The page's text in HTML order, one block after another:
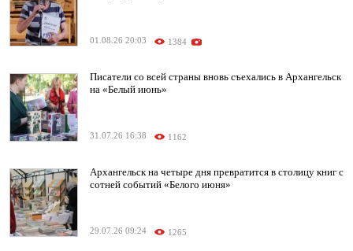
01.08.26 20:03 1384
Писатели со всей страны вновь съехались в Архангельск
на «Белый июнь»
31.07.26 16:38 1162
Архангельск на четыре дня превратится в столицу книг с
сотней событий «Белого июня»
29.07.26 09:24 1265